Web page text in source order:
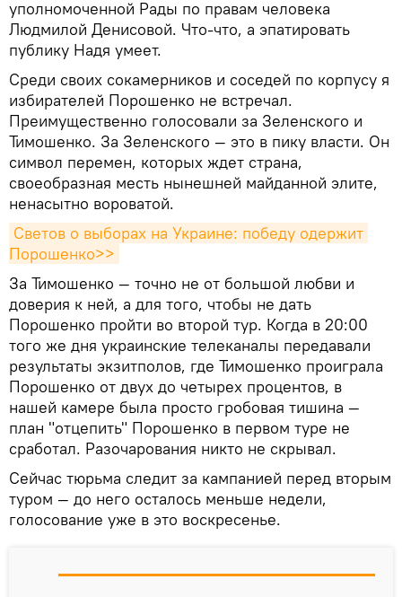
уполномоченной Рады по правам человека
Людмилой Денисовой. Что-что, а эпатировать
публику Надя умеет.
Среди своих сокамерников и соседей по корпусу я
избирателей Порошенко не встречал.
Преимущественно голосовали за Зеленского и
Тимошенко. За Зеленского — это в пику власти. Он
символ перемен, которых ждет страна,
своеобразная месть нынешней майданной элите,
ненасытно вороватой.
Светов о выборах на Украине: победу одержит
Порошенко>>
За Тимошенко — точно не от большой любви и
доверия к ней, а для того, чтобы не дать
Порошенко пройти во второй тур. Когда в 20:00
того же дня украинские телеканалы передавали
результаты экзитполов, где Тимошенко проиграла
Порошенко от двух до четырех процентов, в
нашей камере была просто гробовая тишина —
план "отцепить" Порошенко в первом туре не
сработал. Разочарования никто не скрывал.
Сейчас тюрьма следит за кампанией перед вторым
туром — до него осталось меньше недели,
голосование уже в это воскресенье.